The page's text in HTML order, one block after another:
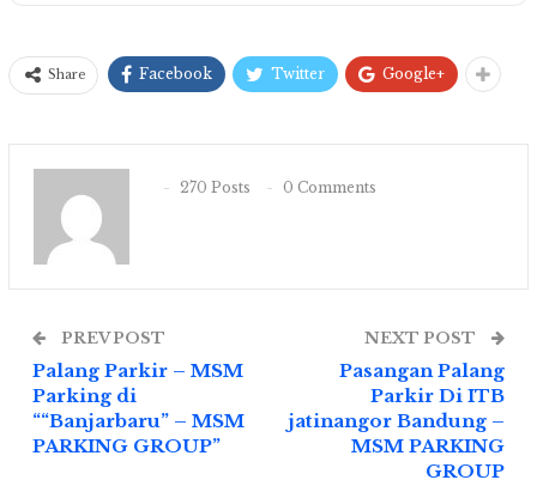
Share Facebook Twitter Google+
270 Posts 0 Comments
PREV POST
Palang Parkir – MSM
Parking di
““Banjarbaru” – MSM
PARKING GROUP”
NEXT POST
Pasangan Palang
Parkir Di ITB
jatinangor Bandung –
MSM PARKING
GROUP